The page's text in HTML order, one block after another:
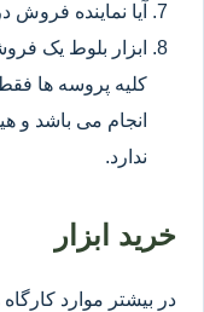
آیا نماینده
ابزار بلوط یک
کلیه پروسه ها
انجام می باشد و
ندارد.
خرید ابزار
در بیشتر موارد